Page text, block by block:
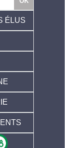
ÉLUS